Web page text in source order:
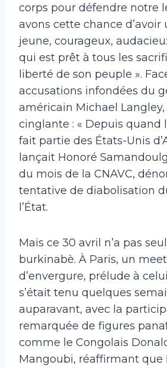
corps pour défendre notre
avons cette chance d’avoir
jeune, courageux,
qui est prêt à tous les
liberté de son peuple ».
accusations infondées du
américain Michael
cinglante : « Depuis quand
fait partie des États-Unis
lançait Honoré
du mois de la CNAVC,
tentative de diabolisation
l’État.
Mais ce 30 avril n’a pas
burkinabè. À Paris, un
d’envergure, prélude à
s’était tenu quelques
auparavant, avec la
remarquée de figures
comme le Congolais
Mangoubi, réaffirmant que